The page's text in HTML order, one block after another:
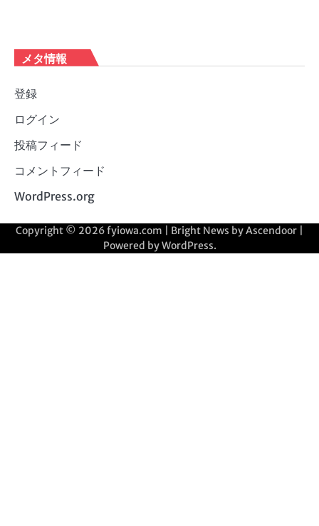
メタ情報
登録
ログイン
投稿フィード
コメントフィード
WordPress.org
Copyright © 2026fyiowa.com | Bright News byAscendoor
Powered byWordPress.